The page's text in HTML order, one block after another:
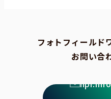
フォトフィールド
お問い合